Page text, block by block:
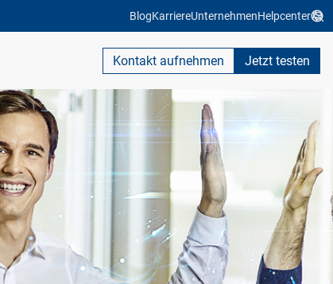
BlogKarriereUnternehmenHelpcenter
Kontakt aufnehmen Jetzt testen